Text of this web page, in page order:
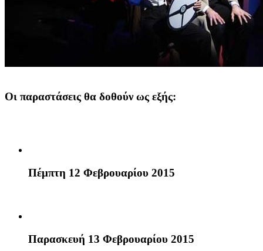
Οι παραστάσεις θα δοθούν ως εξής:
Πέμπτη 12 Φεβρουαρίου 2015
Παρασκευή 13 Φεβρουαρίου 2015